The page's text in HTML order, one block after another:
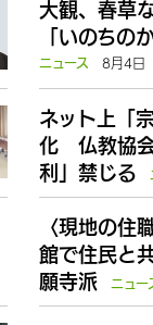
大観、春草
「いのちの
ニュース 8月4日
ネット上「
化 仏教協
利」禁じる
〈現地の住
館で住民と
願寺派
ニュー